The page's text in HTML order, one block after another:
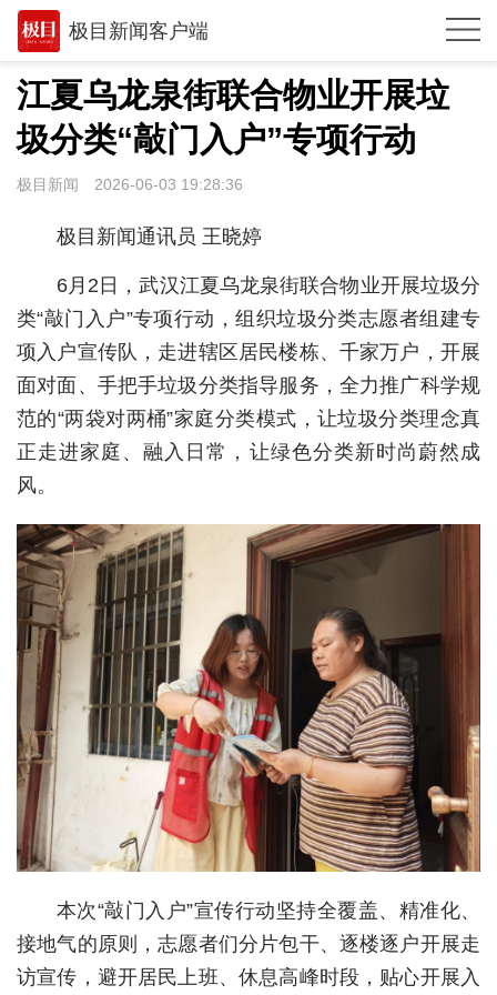
极目新闻客户端
推荐
观点
时政
世相
环球
专题
极客圈
经济
城建
科教
健康
悠游
相亲
汽车
房产
消费
创意
文化
江夏乌龙泉街联合物业开展垃
圾分类“敲门入户”专项行动
极目新闻 2026-06-03 19:28:36
极目新闻通讯员 王晓婷
6月2日，武汉江夏乌龙泉街联合物业开展垃圾分
类“敲门入户”专项行动，组织垃圾分类志愿者组建专
项入户宣传队，走进辖区居民楼栋、千家万户，开展
面对面、手把手垃圾分类指导服务，全力推广科学规
范的“两袋对两桶”家庭分类模式，让垃圾分类理念真
正走进家庭、融入日常，让绿色分类新时尚蔚然成
风。
本次“敲门入户”宣传行动坚持全覆盖、精准化、
接地气的原则，志愿者们分片包干、逐楼逐户开展走
访宣传，避开居民上班、休息高峰时段，贴心开展入